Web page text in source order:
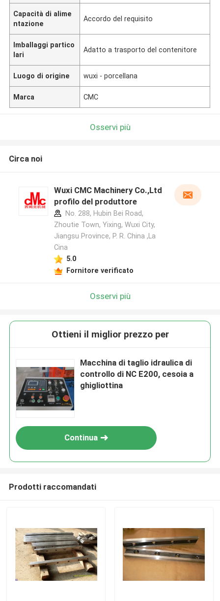
Capacità di alime
ntazione
Accordo del requisito
Imballaggi partico
lari
Adatto a trasporto del contenitore
Luogo di origine wuxi - porcellana
Marca CMC
Osservi più
Circa noi
Wuxi CMC Machinery Co.,Ltd
profilo del produttore
No. 288, Hubin Bei Road,
Zhoutie Town, Yixing, Wuxi City,
Jiangsu Province, P. R. China ,La
Cina
5.0
Fornitore verificato
Osservi più
Ottieni il miglior prezzo per
Macchina di taglio idraulica di
controllo di NC E200, cesoia a
ghigliottina
Continua
Prodotti raccomandati